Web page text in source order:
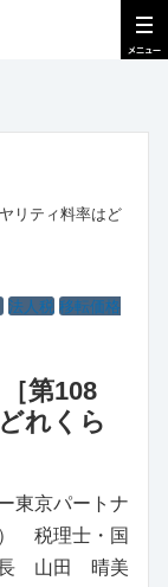
リティ料率はど
法人税 移転価格
第108
れくら
東京パートナ
税理士・国
長 山田 晴美